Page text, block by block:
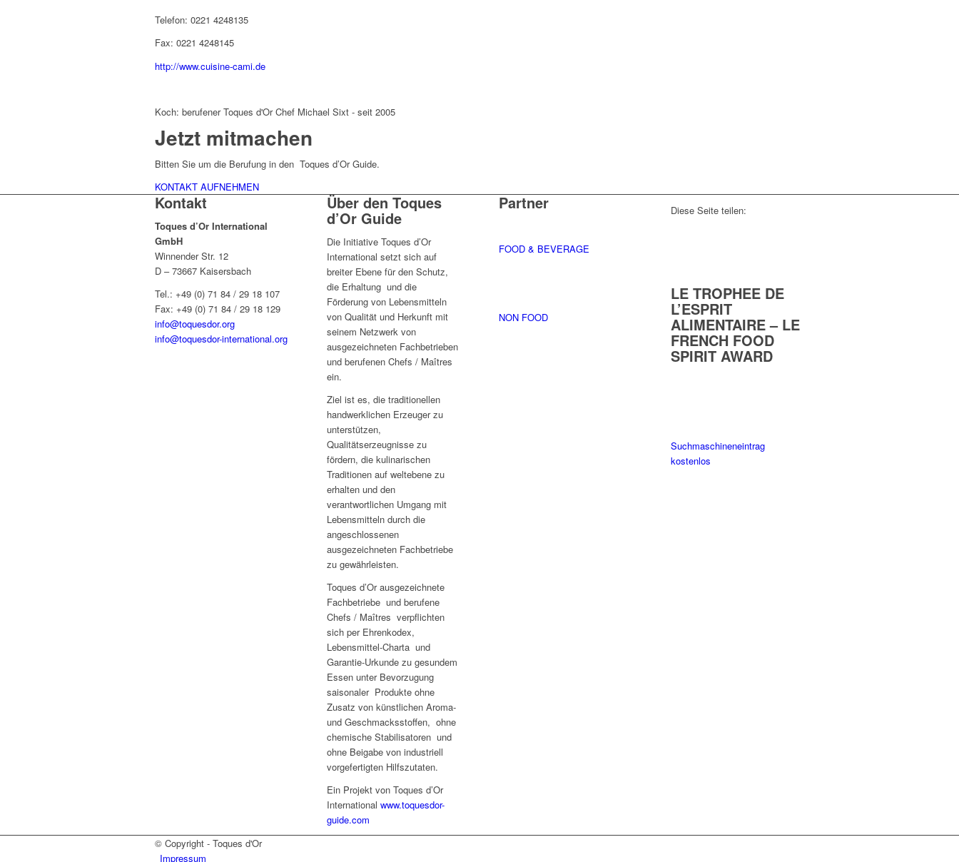
Telefon: 0221 4248135
Fax: 0221 4248145
http://www.cuisine-cami.de
Koch: berufener Toques d'Or Chef Michael Sixt - seit 2005
Jetzt mitmachen
Bitten Sie um die Berufung in den Toques d’Or Guide.
KONTAKT AUFNEHMEN
Kontakt
Toques d’Or International
GmbH
Winnender Str. 12
D – 73667 Kaisersbach
Tel.: +49 (0) 71 84 / 29 18 107
Fax: +49 (0) 71 84 / 29 18 129
info@toquesdor.org
info@toquesdor-international.org
Über den Toques
d’Or Guide
Die Initiative Toques d’Or
International setzt sich auf
breiter Ebene für den Schutz,
die Erhaltung und die
Förderung von Lebensmitteln
von Qualität und Herkunft mit
seinem Netzwerk von
ausgezeichneten Fachbetrieben
und berufenen Chefs / Maîtres
ein.
Ziel ist es, die traditionellen
handwerklichen Erzeuger zu
unterstützen,
Qualitätserzeugnisse zu
fördern, die kulinarischen
Traditionen auf weltebene zu
erhalten und den
verantwortlichen Umgang mit
Lebensmitteln durch die
angeschlossenen
ausgezeichneten Fachbetriebe
zu gewährleisten.
Toques d’Or ausgezeichnete
Fachbetriebe und berufene
Chefs / Maîtres verpflichten
sich per Ehrenkodex,
Lebensmittel-Charta und
Garantie-Urkunde zu gesundem
Essen unter Bevorzugung
saisonaler Produkte ohne
Zusatz von künstlichen Aroma-
und Geschmacksstoffen, ohne
chemische Stabilisatoren und
ohne Beigabe von industriell
vorgefertigten Hilfszutaten.
Ein Projekt von Toques d’Or
Internationalwww.toquesdor-
guide.com
Partner
FOOD & BEVERAGE
NON FOOD
Diese Seite teilen:
LE TROPHEE DE
L’ESPRIT
ALIMENTAIRE – LE
FRENCH FOOD
SPIRIT AWARD
Suchmaschineneintrag
kostenlos
© Copyright - Toques d'Or
Impressum